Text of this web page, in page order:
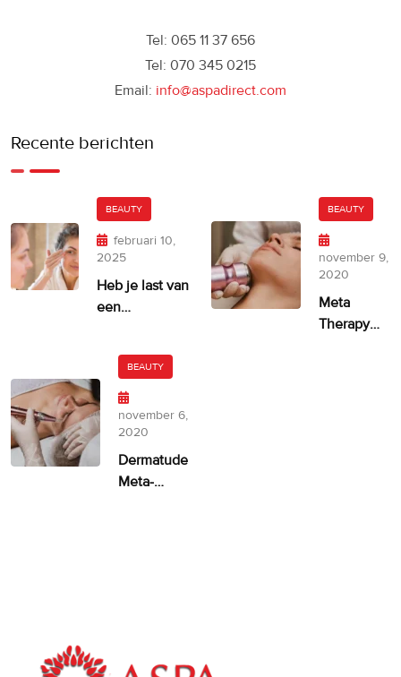
Tel: 065 11 37 656
Tel: 070 345 0215
Email: info@aspadirect.com
Recente berichten
BEAUTY
februari 10,
2025
Heb je last van
een
BEAUTY
november 9,
2020
Meta
Therapy
BEAUTY
november 6,
2020
Dermatude
Meta-